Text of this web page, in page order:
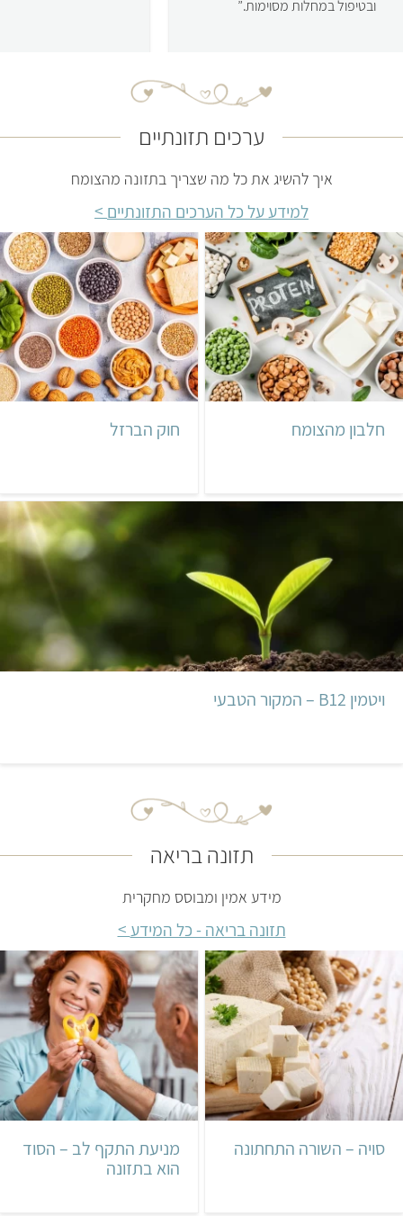
ובטיפול במחלות מסוימות.
ערכים תזונתיים
איך להשיג את כל מה שצריך בתזונה מהצומח
למידע על כל הערכים התזונתיים
חלבון מהצומח חוק הברזל
ויטמין B12 – המקור הטבעי
תזונה בריאה
מידע אמין ומבוסס מחקרית
תזונה בריאה - כל המידע
סויה – השורה התחתונה
מניעת התקף לב – הסוד
הוא בתזונה‬